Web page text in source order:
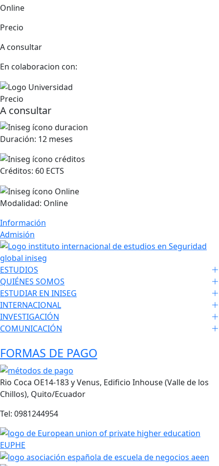
Online
Precio
A consultar
En colaboracion con:
Precio
A consultar
Duración: 12 meses
Créditos: 60 ECTS
Modalidad: Online
Información
Admisión
ESTUDIOS
QUIÉNES SOMOS
ESTUDIAR EN INISEG
INTERNACIONAL
INVESTIGACIÓN
COMUNICACIÓN
FORMAS DE PAGO
Rio Coca OE14-183 y Venus, Edificio Inhouse (Valle de los
Chillos), Quito/Ecuador
Tel: 0981244954